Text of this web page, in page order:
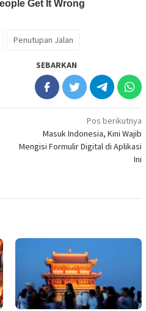
Penutupan Jalan
SEBARKAN
Pos berikutnya
Masuk Indonesia, Kini Wajib
Mengisi Formulir Digital di Aplikasi
Ini